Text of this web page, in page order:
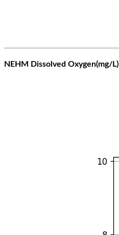
NEHM Dissolved Oxygen(mg/L)